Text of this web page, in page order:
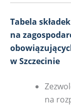
Tabela
na
w Szczecinie
na